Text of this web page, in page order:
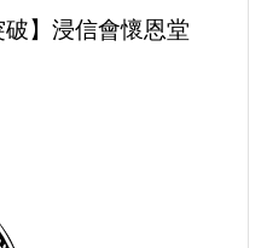
】浸信會懷恩堂